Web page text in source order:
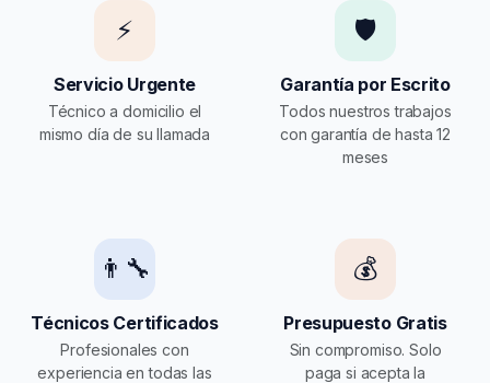
⚡
Servicio Urgente
Técnico a domicilio el
mismo día de su llamada
🛡️
Garantía por Escrito
Todos nuestros trabajos
con garantía de hasta 12
meses
👨‍🔧
Técnicos Certificados
Profesionales con
experiencia en todas las
💰
Presupuesto Gratis
Sin compromiso. Solo
paga si acepta la